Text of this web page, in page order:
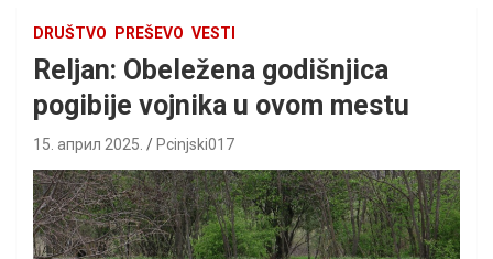
DRUŠTVO PREŠEVO VESTI
Reljan: Obeležena godišnjica
pogibije vojnika u ovom mestu
15. април 2025. Pcinjski017